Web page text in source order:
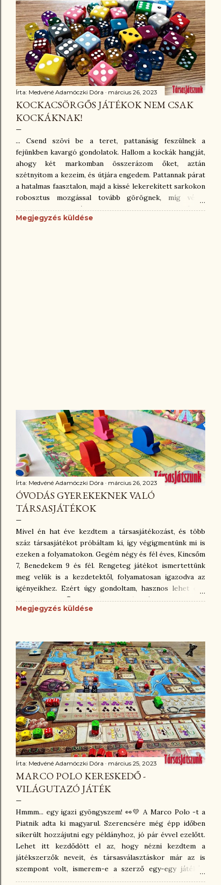
azért, hogy egy hangyányit előrejussunk. Ebben a
játékban azt lehet sajnálni, hogy nem tudsz mindent
megcsinálni, teljesíteni, kőkeményen választás elé leszel
állítva. Talán a karakterek képességei jobbak kicsit, vagy
jobban kihasználhatóak. Az 5 forduló pikk-pakk elrepül, s
a fordulónkénti 5 kocka kevésnek tűnik, hiába vehetsz
fekete kockákat is. Miután megvannak az előkészületek,
indulhat a móka! 😎Az alapok ugyanazok, mint az
elődjénél: akció...
Írta: Medvéné Adamóczki Dóra március 26, 2023
KOCKACSÖRGŐS JÁTÉKOK NEM CSAK
KOCKÁKNAK!
... Csend szövi be a teret, pattanásig feszülnek a
fejünkben kavargó gondolatok. Hallom a kockák hangját,
ahogy két markomban összerázom őket, aztán
szétnyitom a kezeim, és útjára engedem. Pattannak párat
a hatalmas faasztalon, majd a kissé lekerekített sarkokon
robosztus mozgással tovább görögnek, míg végül
lecsendesülve megállnak az egyik oldalukon... Eldőlt. A
kidobott értékekből kell kihozni a lehető legtöbbet. Nem
Megjegyzés küldése
Írta: Medvéné Adamóczki Dóra március 26, 2023
ÓVODÁS GYEREKEKNEK VALÓ
TÁRSASJÁTÉKOK
Mivel én hat éve kezdtem a társasjátékozást, és több
száz társasjátékot próbáltam ki, így végigmentünk mi is
ezeken a folyamatokon. Gegém négy és fél éves, Kincsőm
7, Benedekem 9 és fél. Rengeteg játékot ismertettünk
meg velük is a kezdetektől, folyamatosan igazodva az
igényeikhez. Ezért úgy gondoltam, hasznos lehet egy
ilyen poszt. 😊 Nehéz egy óvodás kisgyereknek
társasjátékot venni, mert akármelyikre is esik a
kell magyarázni, hogyan működik egy olyan játék, ahol
van az ő ideje, aztán más jön. Vagy éppen koncentrálnia
kell, megfigyelnie. Nem véletlen, hogy az elsőnek ajánlott
játékok a színdominók, a memóriafejlesztő párkeresők,
és a nagyon alapozó szintű dobok-lépek, aminek
fantasztikus példája a Csigafutam . A maga cuki, színes,
viszonylag nagy, jól megmarkolható csigáival, és a
színdobókockákkal, a kedves témájával a gyerekek imádni
szokták! Illetve vannak az egye...
Megjegyzés küldése
Írta: Medvéné Adamóczki Dóra március 25, 2023
MARCO POLO KERESKEDŐ -
VILÁGUTAZÓ JÁTÉK
Hmmm... egy igazi gyöngyszem! 👀💛 A Marco Polo -t a
Piatnik adta ki magyarul. Szerencsére még épp időben
sikerült hozzájutni egy példányhoz, jó pár évvel ezelőtt.
Lehet itt kezdődött el az, hogy nézni kezdtem a
játékszerzők neveit, és társasválasztáskor már az is
szempont volt, ismerem-e a szerző egy-egy játékét,
vagy sem. Daniele Tascini ( Teotichuacan: Az Istenek